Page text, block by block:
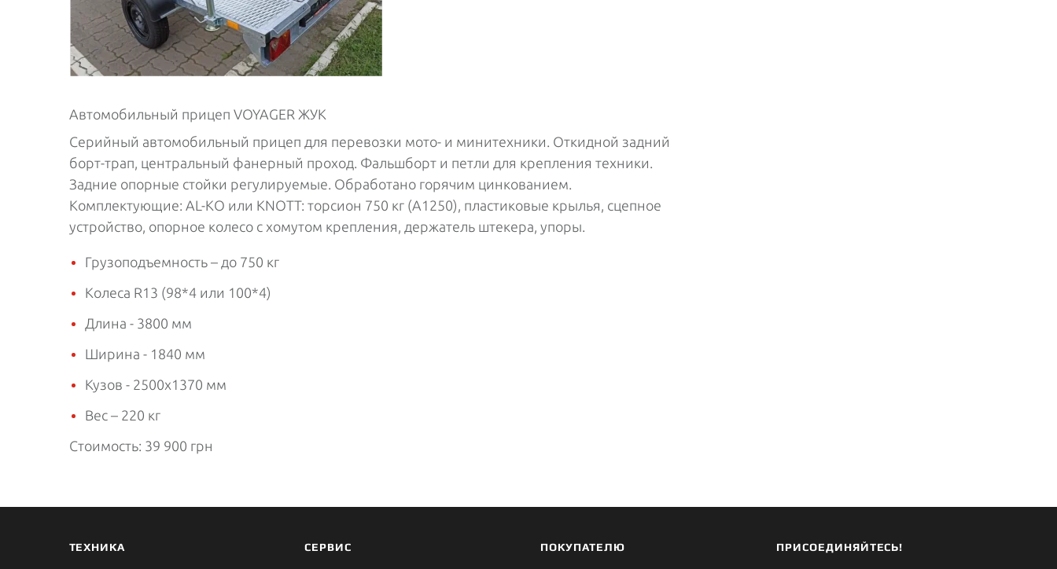
Автомобильный прицеп VOYAGER ЖУК
Серийный автомобильный прицеп для перевозки мото- и минитехники. Откидной задний
борт-трап, центральный фанерный проход. Фальшборт и петли для крепления техники.
Задние опорные стойки регулируемые. Обработано горячим цинкованием.
Комплектующие: AL-KO или KNOTT: торсион 750 кг (А1250), пластиковые крылья, сцепное
устройство, опорное колесо с хомутом крепления, держатель штекера, упоры.
Грузоподъемность – до 750 кг
Колеса R13 (98*4 или 100*4)
Длина - 3800 мм
Ширина - 1840 мм
Кузов - 2500х1370 мм
Вес – 220 кг
Стоимость: 39 900 грн
ТЕХНИКА СЕРВИС ПОКУПАТЕЛЮ ПРИСОЕДИНЯЙТЕСЬ!